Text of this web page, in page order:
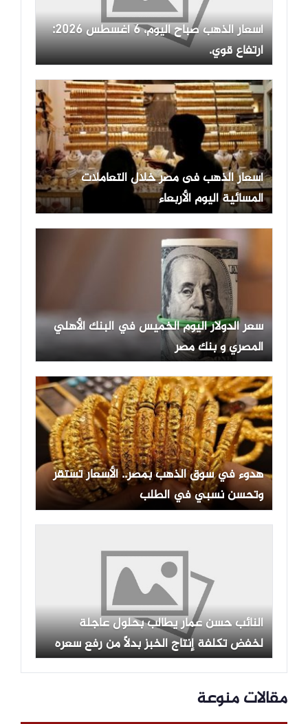
أسعار الذهب صباح اليوم، 6 أغسطس 2026:
ارتفاع قوي.
أسعار الذهب فى مصر خلال التعاملات
المسائية اليوم الأربعاء
سعر الدولار اليوم الخميس في البنك الأهلي
المصري و بنك مصر
هدوء في سوق الذهب بمصر.. الأسعار تستقر
وتحسن نسبي في الطلب
النائب حسن عمار يطالب بحلول عاجلة
لخفض تكلفة إنتاج الخبز بدلاً من رفع سعره
على المواطن
مقالات منوعة